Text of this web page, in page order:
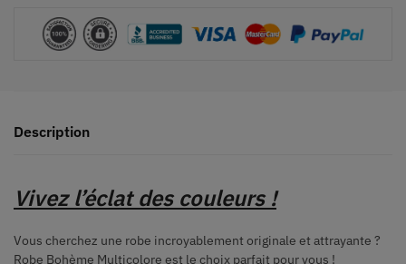
Description
Vivez l’éclat des couleurs!
Vous cherchez une robe incroyablement originale et attrayante ?
Robe Bohème Multicolore est le choix parfait pour vous !